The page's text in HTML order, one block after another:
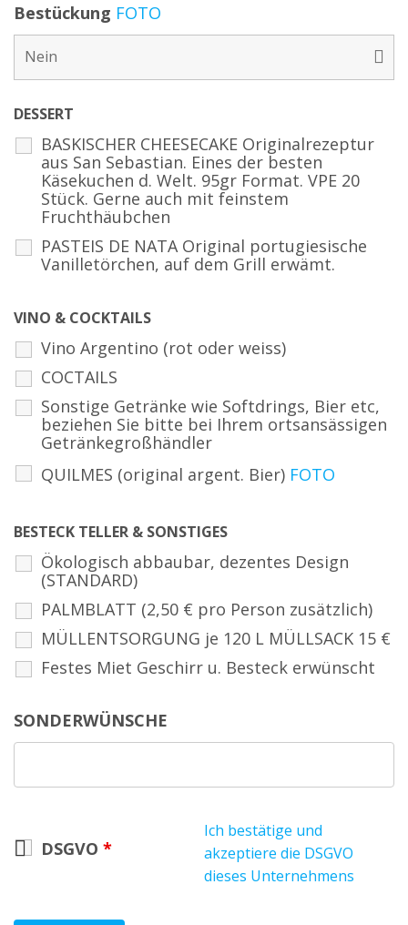
Bestückung FOTO
DESSERT
BASKISCHER CHEESECAKE Originalrezeptur
aus San Sebastian. Eines der besten
Käsekuchen d. Welt. 95gr Format. VPE 20
Stück. Gerne auch mit feinstem
Fruchthäubchen
PASTEIS DE NATA Original portugiesische
Vanilletörchen, auf dem Grill erwämt.
VINO & COCKTAILS
Vino Argentino (rot oder weiss)
COCTAILS
Sonstige Getränke wie Softdrings, Bier etc,
beziehen Sie bitte bei Ihrem ortsansässigen
Getränkegroßhändler
QUILMES (original argent. Bier) FOTO
BESTECK TELLER & SONSTIGES
Ökologisch abbaubar, dezentes Design
(STANDARD)
PALMBLATT (2,50 € pro Person zusätzlich)
MÜLLENTSORGUNG je 120 L MÜLLSACK 15 €
Festes Miet Geschirr u. Besteck erwünscht
SONDERWÜNSCHE
DSGVO *
Ich bestätige und
akzeptiere die DSGVO
dieses Unternehmens